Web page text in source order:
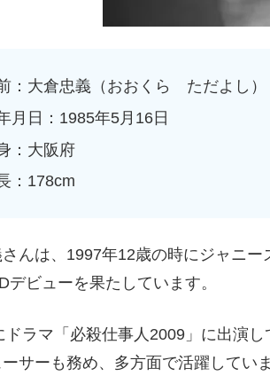
：大倉忠義（おおくら ただよし）
月日：1985年5月16日
：大阪府
：178cm
んは、1997年12歳の時にジャニ
デビューを果たしています。
ドラマ「必殺仕事人2009」に出演
サーも務め、多方面で活躍してい